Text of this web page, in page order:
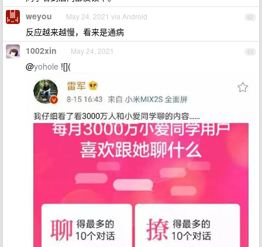
62
weyou May 24, 2021 via Android
反应越来越慢，看来是通病
63
1002xin May 24, 2021
@yohole ![](